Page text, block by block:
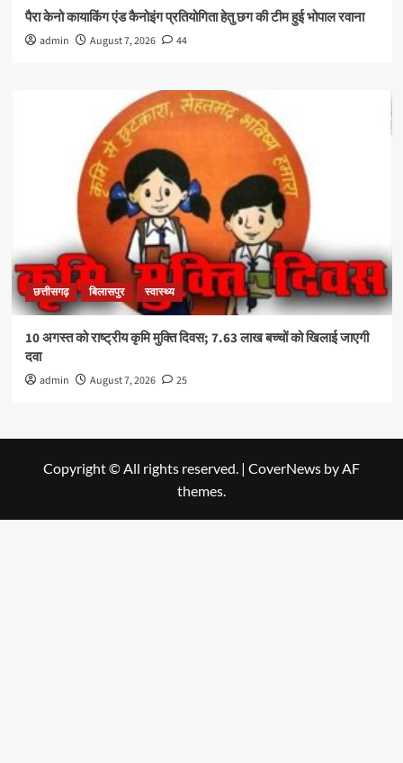
पैरा केनो कायाकिंग एंड कैनोइंग प्रतियोगिता हेतु छग की टीम हुई भोपाल रवाना
admin August 7, 2026 44
छत्तीसगढ़ बिलासपुर स्वास्थ्य
10 अगस्त को राष्ट्रीय कृमि मुक्ति दिवस; 7.63 लाख बच्चों को खिलाई जाएगी
दवा
admin August 7, 2026 25
Copyright © All rights reserved. | CoverNews by AF
themes.